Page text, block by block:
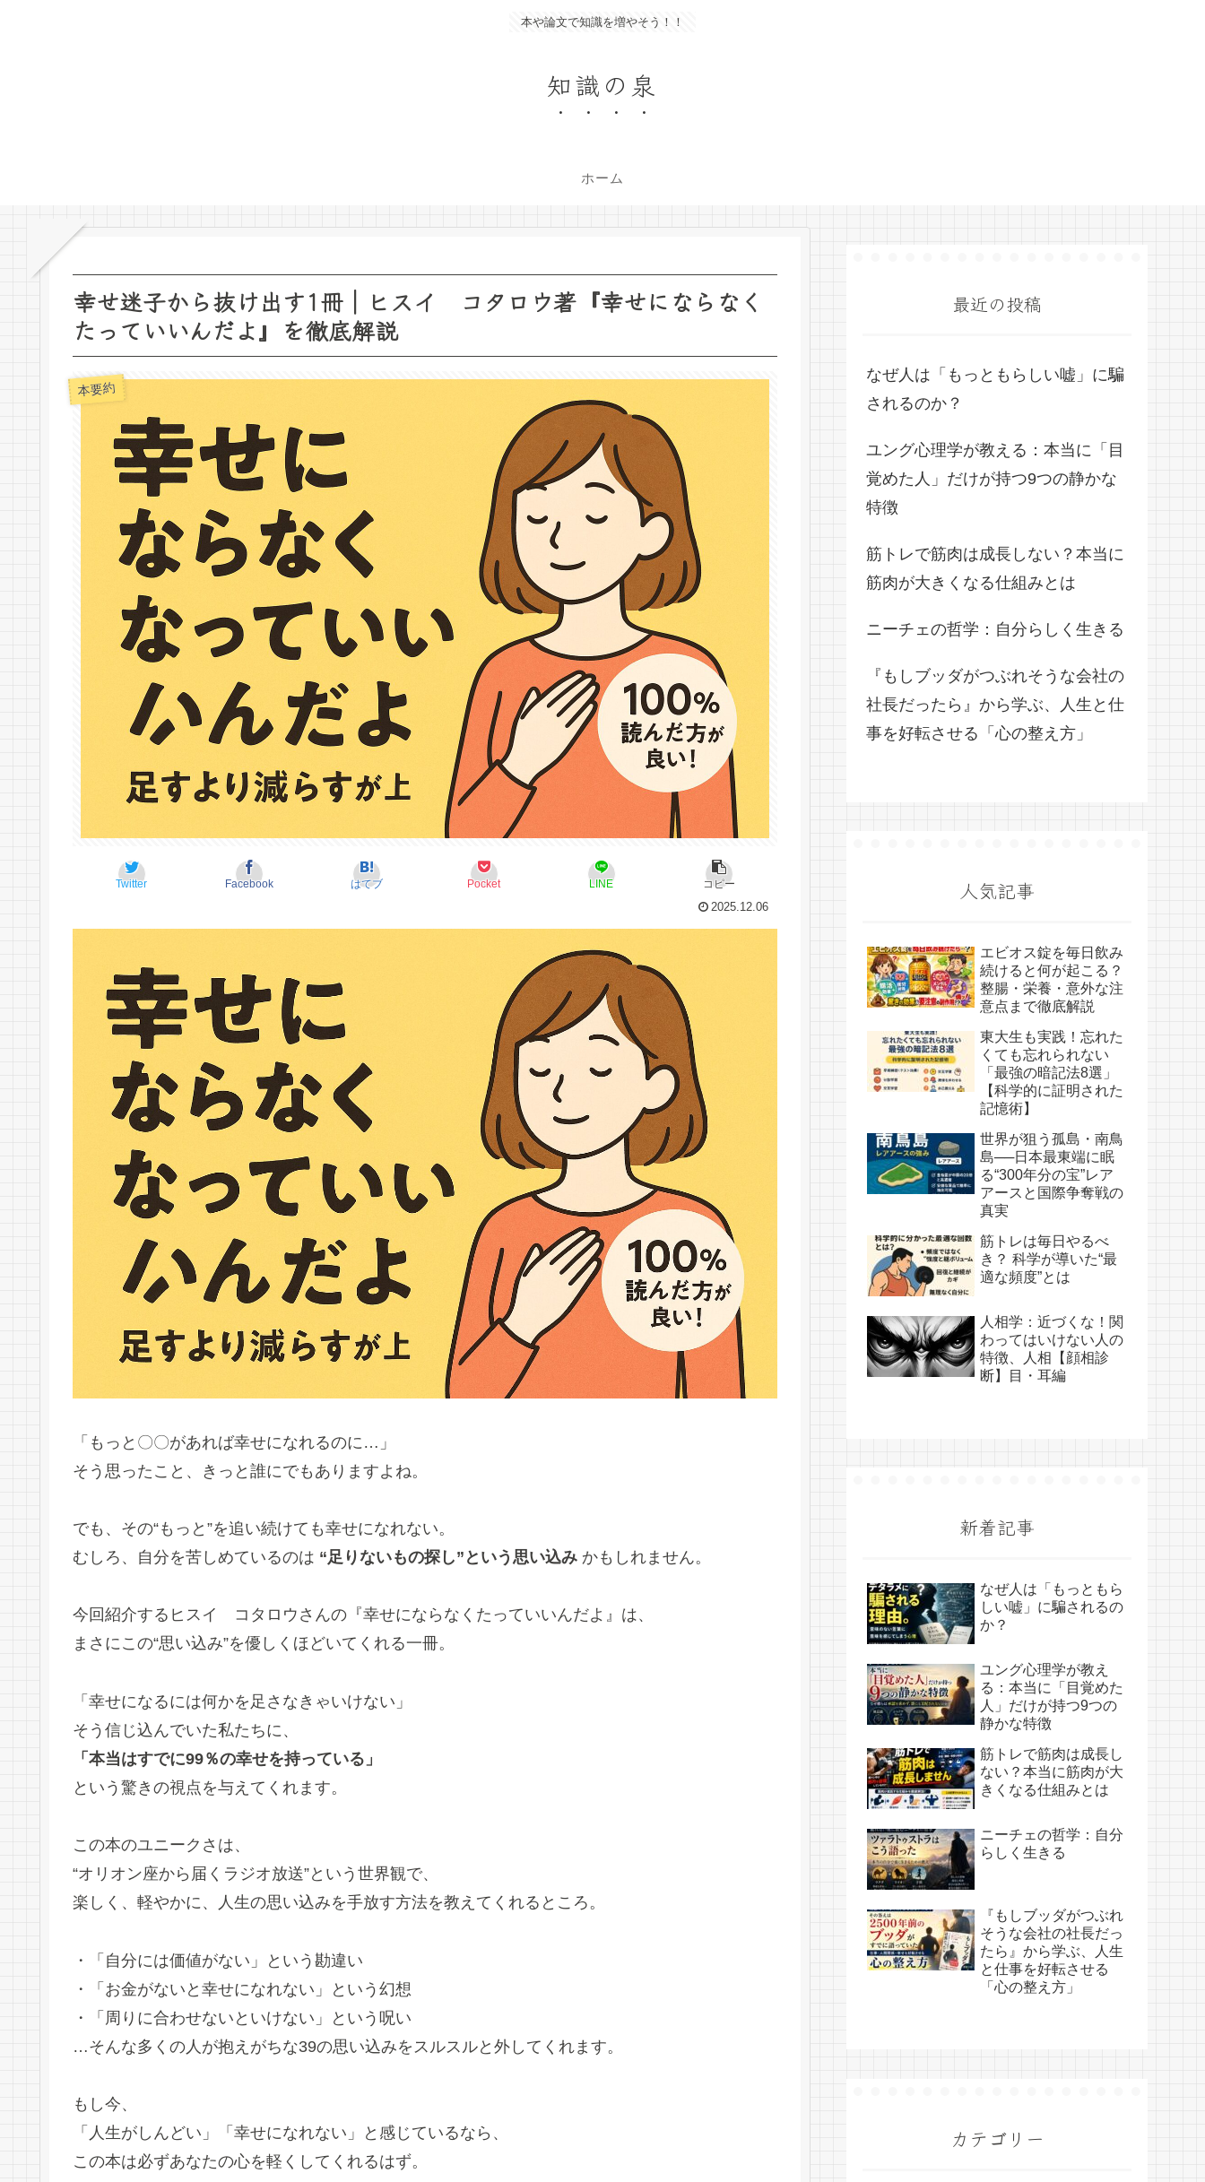
本や論文で知識を増やそう！！
知識の泉
ホーム
幸せ迷子から抜け出す1冊｜ヒスイ コタロウ著『幸せにならなく
たっていいんだよ』を徹底解説
本要約
Twitter Facebook はてブ Pocket LINE
コピー
2025.12.06
「もっと〇〇があれば幸せになれるのに…」
そう思ったこと、きっと誰にでもありますよね。
でも、その“もっと”を追い続けても幸せになれない。
むしろ、自分を苦しめているのは “足りないもの探し”という思い込み かもしれません。
今回紹介するヒスイ コタロウさんの『幸せにならなくたっていいんだよ』は、
まさにこの“思い込み”を優しくほどいてくれる一冊。
「幸せになるには何かを足さなきゃいけない」
そう信じ込んでいた私たちに、
「本当はすでに99％の幸せを持っている」
という驚きの視点を与えてくれます。
この本のユニークさは、
“オリオン座から届くラジオ放送”という世界観で、
楽しく、軽やかに、人生の思い込みを手放す方法を教えてくれるところ。
・「自分には価値がない」という勘違い
・「お金がないと幸せになれない」という幻想
・「周りに合わせないといけない」という呪い
…そんな多くの人が抱えがちな39の思い込みをスルスルと外してくれます。
もし今、
「人生がしんどい」「幸せになれない」と感じているなら、
この本は必ずあなたの心を軽くしてくれるはず。
最近の投稿
なぜ人は「もっともらしい嘘」に騙
されるのか？
ユング心理学が教える：本当に「目
覚めた人」だけが持つ9つの静かな
特徴
筋トレで筋肉は成長しない？本当に
筋肉が大きくなる仕組みとは
ニーチェの哲学：自分らしく生きる
『もしブッダがつぶれそうな会社の
社長だったら』から学ぶ、人生と仕
事を好転させる「心の整え方」
人気記事
エビオス錠を毎日飲み
続けると何が起こる？
整腸・栄養・意外な注
意点まで徹底解説
東大生も実践！忘れた
くても忘れられない
「最強の暗記法8選」
【科学的に証明された
記憶術】
世界が狙う孤島・南鳥
島──日本最東端に眠
る“300年分の宝”レア
アースと国際争奪戦の
真実
筋トレは毎日やるべ
き？ 科学が導いた“最
適な頻度”とは
人相学：近づくな！関
わってはいけない人の
特徴、人相【顔相診
断】目・耳編
新着記事
なぜ人は「もっともら
しい嘘」に騙されるの
か？
ユング心理学が教え
る：本当に「目覚めた
人」だけが持つ9つの
静かな特徴
筋トレで筋肉は成長し
ない？本当に筋肉が大
きくなる仕組みとは
ニーチェの哲学：自分
らしく生きる
『もしブッダがつぶれ
そうな会社の社長だっ
たら』から学ぶ、人生
と仕事を好転させる
「心の整え方」
カテゴリー